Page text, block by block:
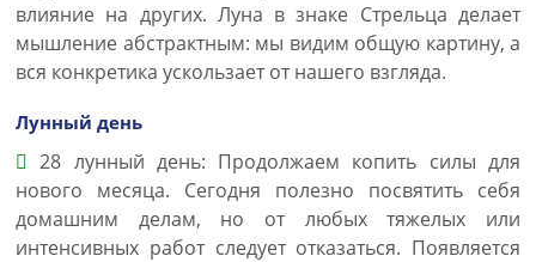
влияние на других. Луна в знаке Стрельца делает
мышление абстрактным: мы видим общую картину, а
вся конкретика ускользает от нашего взгляда.
Лунный день
28 лунный день: Продолжаем копить силы для
нового месяца. Сегодня полезно посвятить себя
домашним делам, но от любых тяжелых или
интенсивных работ следует отказаться. Появляется